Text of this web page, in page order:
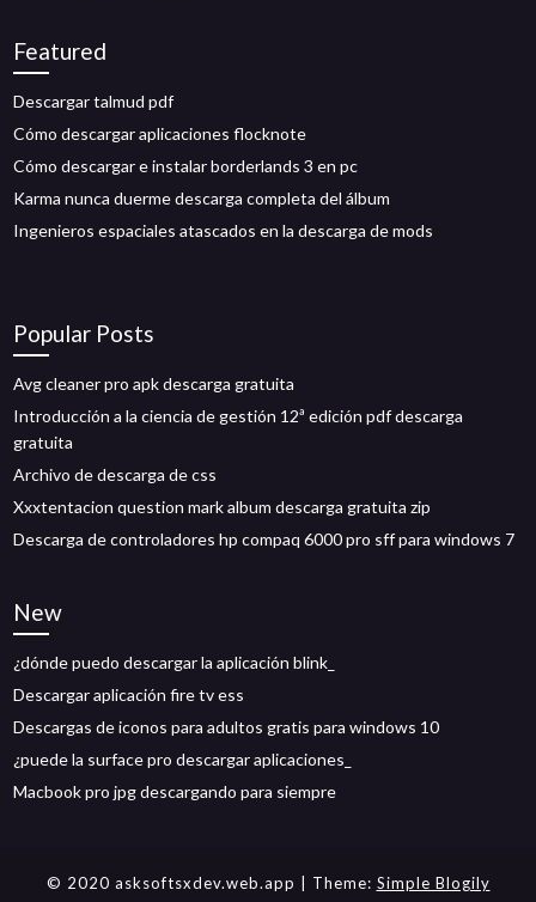
Featured
Descargar talmud pdf
Cómo descargar aplicaciones flocknote
Cómo descargar e instalar borderlands 3 en pc
Karma nunca duerme descarga completa del álbum
Ingenieros espaciales atascados en la descarga de mods
Popular Posts
Avg cleaner pro apk descarga gratuita
Introducción a la ciencia de gestión 12ª edición pdf descarga
gratuita
Archivo de descarga de css
Xxxtentacion question mark album descarga gratuita zip
Descarga de controladores hp compaq 6000 pro sff para windows 7
New
¿dónde puedo descargar la aplicación blink_
Descargar aplicación fire tv ess
Descargas de iconos para adultos gratis para windows 10
¿puede la surface pro descargar aplicaciones_
Macbook pro jpg descargando para siempre
© 2020 asksoftsxdev.web.app | Theme: Simple Blogily